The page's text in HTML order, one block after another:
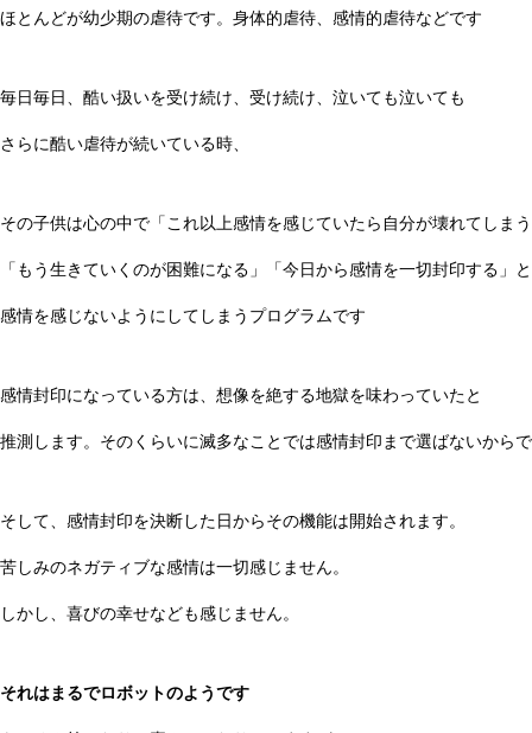
ほとんどが幼少期の虐待です。身体的虐待、感情的虐待などです
毎日毎日、酷い扱いを受け続け、受け続け、泣いても泣いても
さらに酷い虐待が続いている時、
その子供は心の中で「これ以上感情を感じていたら自分が壊れてしま
「もう生きていくのが困難になる」「今日から感情を一切封印する」
感情を感じないようにしてしまうプログラムです
感情封印になっている方は、想像を絶する地獄を味わっていたと
推測します。そのくらいに滅多なことでは感情封印まで選ばないから
そして、感情封印を決断した日からその機能は開始されます。
苦しみのネガティブな感情は一切感じません。
しかし、喜びの幸せなども感じません。
それはまるでロボットのようです